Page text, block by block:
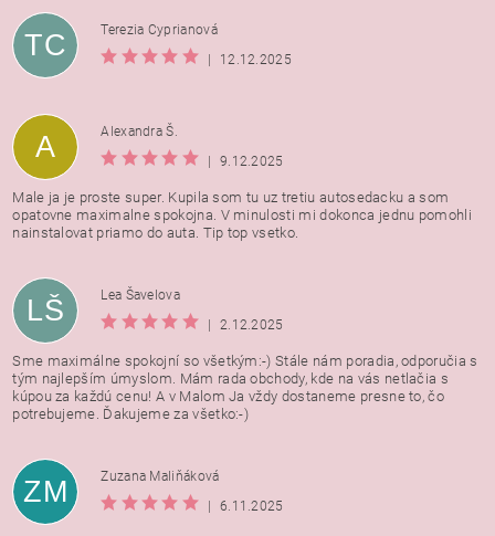
TC
Terezia Cyprianová
|
12.12.2025
A
Alexandra Š.
|
9.12.2025
Male ja je proste super. Kupila som tu uz tretiu autosedacku a som
opatovne maximalne spokojna. V minulosti mi dokonca jednu pomohli
nainstalovat priamo do auta. Tip top vsetko.
LŠ
Lea Šavelova
|
2.12.2025
Sme maximálne spokojní so všetkým:-) Stále nám poradia, odporučia s
tým najlepším úmyslom. Mám rada obchody, kde na vás netlačia s
kúpou za každú cenu! A v Malom Ja vždy dostaneme presne to, čo
potrebujeme. Ďakujeme za všetko:-)
ZM
Zuzana Maliňáková
|
6.11.2025